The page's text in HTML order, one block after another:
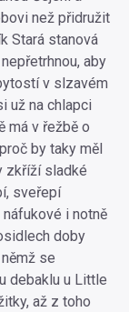
než přidružit
Stará stanová
aby
v slzavém
už na chlapci
má v řežbě o
by taky měl
zkříží sladké
sveřepí
i notně
doby
se
debaklu u Little
až z toho